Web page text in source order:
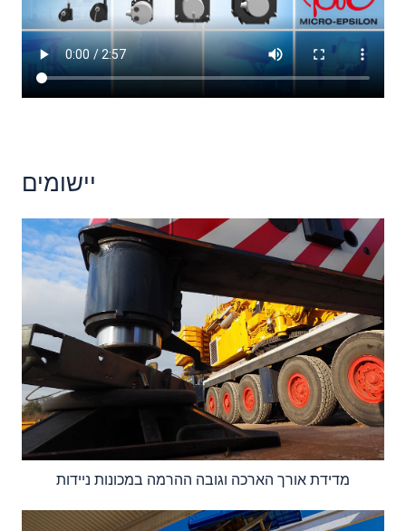
יישומים
מדידת אורך הארכה וגובה ההרמה במכונות ניידות